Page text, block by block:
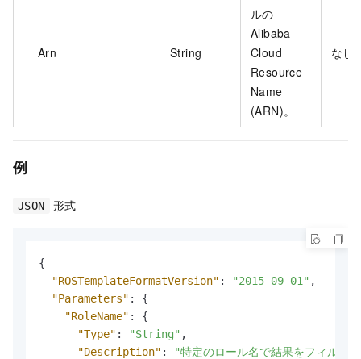
Arn String
ルの
Alibaba
Cloud
Resource
Name
(ARN)。
なし
例
JSON 形式
{
"ROSTemplateFormatVersion" : "2015-09-01" ,
"Parameters" :
{
"RoleName" :
{
"Type" : "String" ,
"Description" :
"特定のロール名で結果をフィル